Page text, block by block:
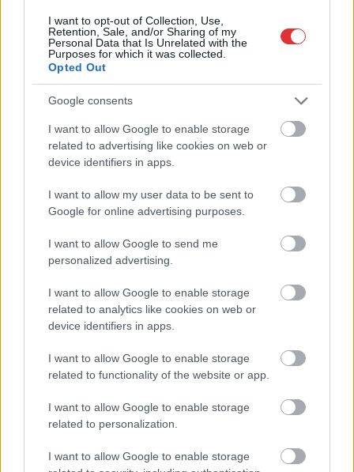
I want to opt-out of Collection, Use,
Retention, Sale, and/or Sharing of my
Personal Data that Is Unrelated with the
Purposes for which it was collected.
Opted Out
Google consents
I want to allow Google to enable storage
related to advertising like cookies on web or
device identifiers in apps.
I want to allow my user data to be sent to
Google for online advertising purposes.
I want to allow Google to send me
personalized advertising.
I want to allow Google to enable storage
related to analytics like cookies on web or
device identifiers in apps.
I want to allow Google to enable storage
related to functionality of the website or app.
I want to allow Google to enable storage
related to personalization.
I want to allow Google to enable storage
2026.08.05. Horváth Zsolt
Hatalmas lángok csaptak fel Szolnokon
Nem indult nyugodtan a szerda reggel Szolnokon, ugyanis
egy nagy kiterjedésű tűzeset miatt több egységnek is...
Hírlevél feliratkozás
Adja meg keresztnevét:
Adja